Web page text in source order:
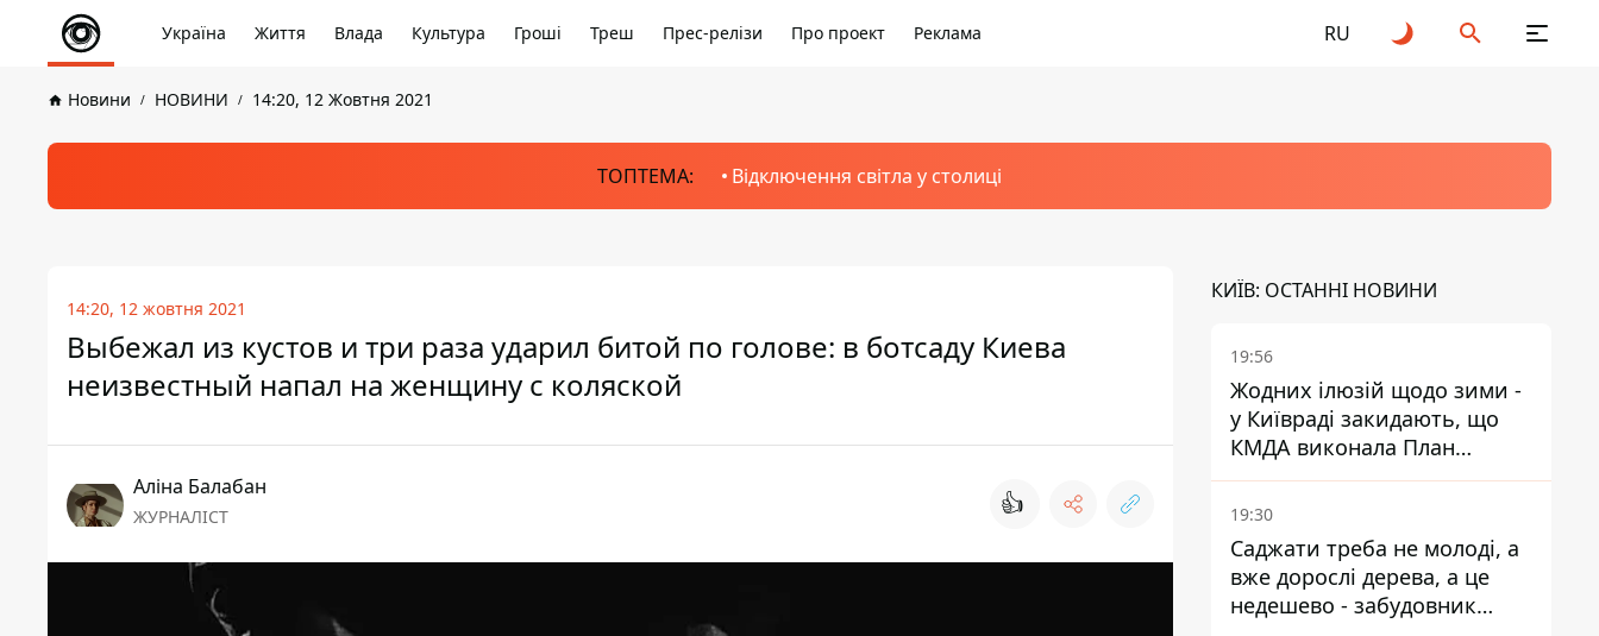
Україна Життя Влада Культура Гроші Треш Прес-релізи Про проект Реклама RU
Новини НОВИНИ 14:20, 12 Жовтня 2021
ТОПТЕМА: Відключення світла у столиці
14:20, 12 жовтня 2021
Выбежал из кустов и три раза ударил битой по голове: в ботсаду Киева
неизвестный напал на женщину с коляской
Аліна Балабан
ЖУРНАЛІСТ 👍
КИЇВ: ОСТАННІ НОВИНИ
19:56
Жодних ілюзій щодо зими -
у Київраді закидають, що
КМДА виконала План
стійкості на 20%
19:30
Саджати треба не молоді, а
вже дорослі дерева, а це
недешево - забудовник